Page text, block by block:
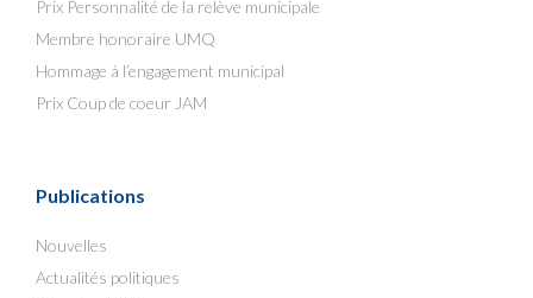
Prix Personnalité de la relève municipale
Membre honoraire UMQ
Hommage à l’engagement municipal
Prix Coup de coeur JAM
Publications
Nouvelles
Actualités politiques